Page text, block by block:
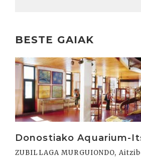
BESTE GAIAK
Donostiako Aquarium-
ZUBILLAGA MURGUIONDO,
Irakurri